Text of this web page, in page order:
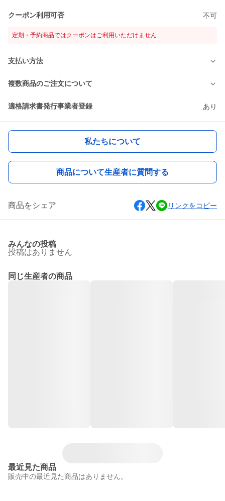
クーポン利用可否 不可
定期・予約商品ではクーポンはご利用いただけません
支払い方法
複数商品のご注文について
適格請求書発行事業者登録 あり
私たちについて
商品について生産者に質問する
商品をシェア リンクをコピー
みんなの投稿
投稿はありません
同じ生産者の商品
最近見た商品
販売中の最近見た商品はありません。